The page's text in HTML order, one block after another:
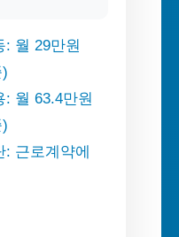
: 월 29만원
: 월 63.4만원
: 근로계약에